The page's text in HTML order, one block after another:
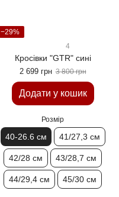
−29%
4
Кросівки "GTR" сині
2 699 грн 3 800 грн
Додати у кошик
Розмір
40-26.6 см 41/27,3 см
42/28 см 43/28,7 см
44/29,4 см 45/30 см